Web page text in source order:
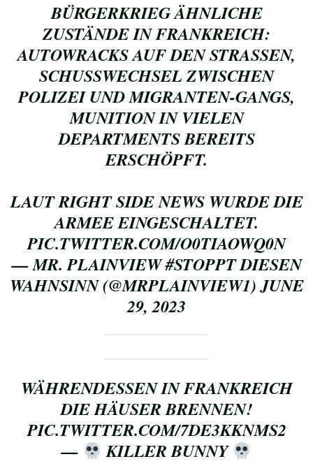
BÜRGERKRIEG ÄHNLICHE
ZUSTÄNDE IN FRANKREICH:
AUTOWRACKS AUF DEN STRASSEN, S
CHUSSWECHSEL ZWISCHEN P
OLIZEI UND MIGRANTEN-GANGS, M
UNITION IN VIELEN D
EPARTMENTS BEREITS E
RSCHÖPFT.
LAUT RIGHT SIDE NEWS WURDE DIE
ARMEE EINGESCHALTET.
PIC.TWITTER.COM/O0TIAOWQ0N
— MR. PLAINVIEW #STOPPT DIESEN
WAHNSINN (@MRPLAINVIEW1)JUNE
29, 2023
WÄHRENDESSEN IN FRANKREICH
DIE HÄUSER BRENNEN!
PIC.TWITTER.COM/7DE3KKNMS2
—
KILLER BUNNY